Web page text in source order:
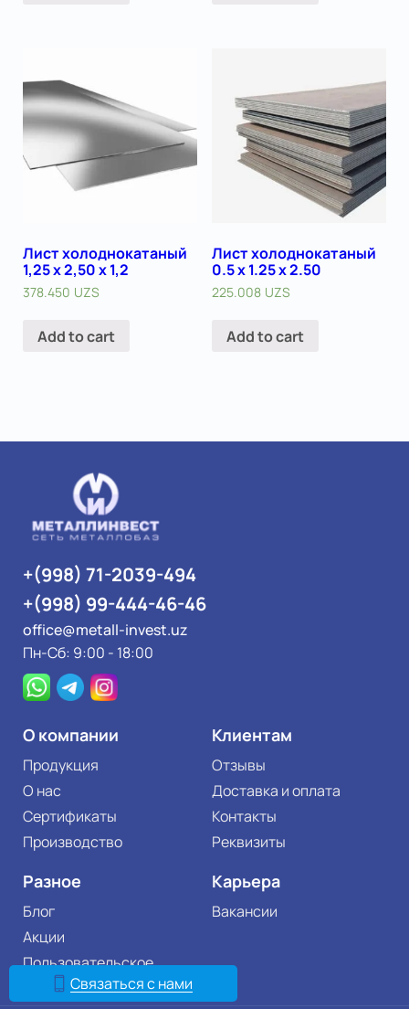
Лист холоднокатаный
1,25 х 2,50 х 1,2
378.450 UZS
Add to cart
Лист холоднокатаный
0.5 x 1.25 х 2.50
225.008 UZS
Add to cart
О компании
Продукция
О нас
Сертификаты
Производство
Клиентам
Отзывы
Доставка и оплата
Контакты
Реквизиты
Разное
Блог
Акции
Пользовательское
соглашение
Карьера
Вакансии
+(998) 71-2039-494
+(998) 99-444-46-46
office@metall-invest.uz
Пн-Сб: 9:00 - 18:00
Связаться с нами